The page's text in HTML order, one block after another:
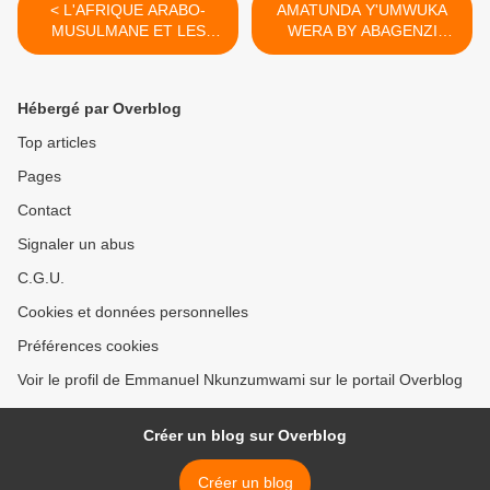
< L'AFRIQUE ARABO-
MUSULMANE ET LES
PAYS VOISINS D'EUROPE
AMATUNDA Y'UMWUKA
WERA BY ABAGENZI
CHOIR SDA >
Hébergé par Overblog
Top articles
Pages
Contact
Signaler un abus
C.G.U.
Cookies et données personnelles
Préférences cookies
Voir le profil de Emmanuel Nkunzumwami sur le portail Overblog
Créer un blog sur Overblog
Créer un blog